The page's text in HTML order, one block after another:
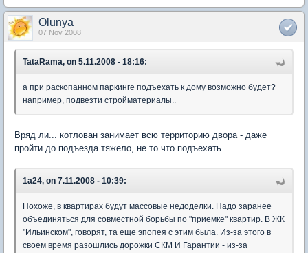
Olunya
07 Nov 2008
TataRama, on 5.11.2008 - 18:16:
а при раскопанном паркинге подъехать к дому возможно будет?
например, подвезти стройматериалы..
Вряд ли... котлован занимает всю территорию двора - даже
пройти до подъезда тяжело, не то что подъехать...
1a24, on 7.11.2008 - 10:39:
Похоже, в квартирах будут массовые недоделки. Надо заранее
объединяться для совместной борьбы по "приемке" квартир. В ЖК
"Ильинском", говорят, та еще эпопея с этим была. Из-за этого в
своем время разошлись дорожки CКМ И Гарантии - из-за